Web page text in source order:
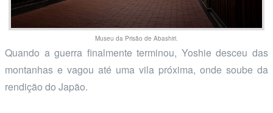
Museu da Prisão de Abashiri.
Quando a guerra finalmente terminou, Yoshie desceu das
montanhas e vagou até uma vila próxima, onde soube da
rendição do Japão.